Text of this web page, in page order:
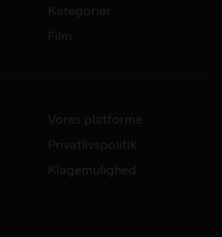
Kategorier
Film
Vores platforme
Privatlivspolitik
Klagemulighed